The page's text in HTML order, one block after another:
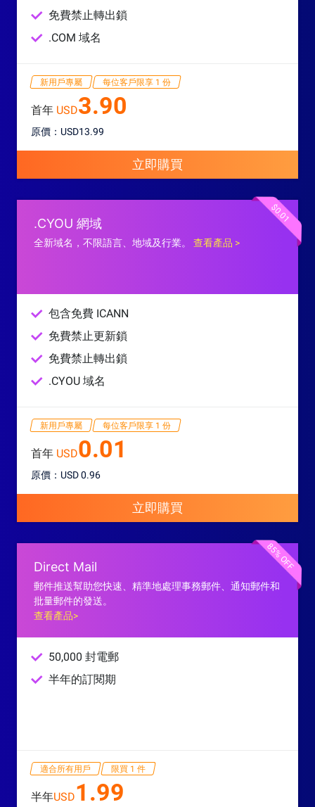
免費禁止轉出鎖
.COM 域名
新用戶專屬 每位客戶限享 1 份
首年 USD3.90
原價：USD13.99
立即購買
.CYOU 網域
全新域名，不限語言、地域及行業。 查看產品 >
$0.01
包含免費 ICANN
免費禁止更新鎖
免費禁止轉出鎖
.CYOU 域名
新用戶專屬 每位客戶限享 1 份
首年 USD0.01
原價：USD 0.96
立即購買
Direct Mail
郵件推送幫助您快速、精準地處理事務郵件、通知郵件和
批量郵件的發送。
查看產品>
85% OFF
50,000 封電郵
半年的訂閱期
適合所有用戶 限買 1 件
半年USD1.99